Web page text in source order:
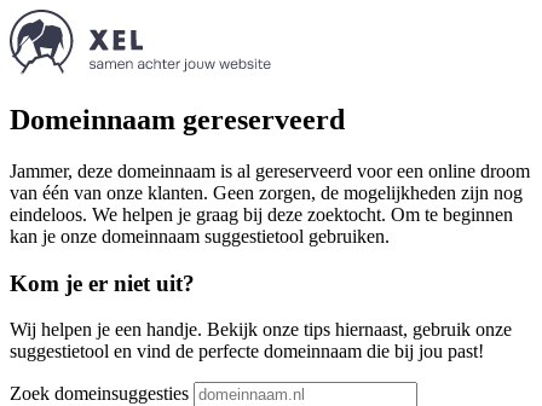
Domeinnaam gereserveerd
Jammer, deze domeinnaam is al gereserveerd voor een online droom
van één van onze klanten. Geen zorgen, de mogelijkheden zijn nog
eindeloos. We helpen je graag bij deze zoektocht. Om te beginnen
kan je onze domeinnaam suggestietool gebruiken.
Kom je er niet uit?
Wij helpen je een handje. Bekijk onze tips hiernaast, gebruik onze
suggestietool en vind de perfecte domeinnaam die bij jou past!
Zoek domeinsuggesties